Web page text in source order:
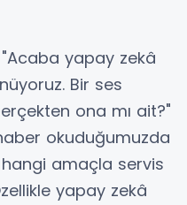
yapay zekâ
Bir ses
ona mı ait?"
okuduğumuzda
amaçla servis
yapay zekâ